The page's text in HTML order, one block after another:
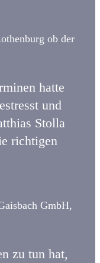
ob der
hatte
und
Stolla
richtigen
GmbH,
zu tun hat,